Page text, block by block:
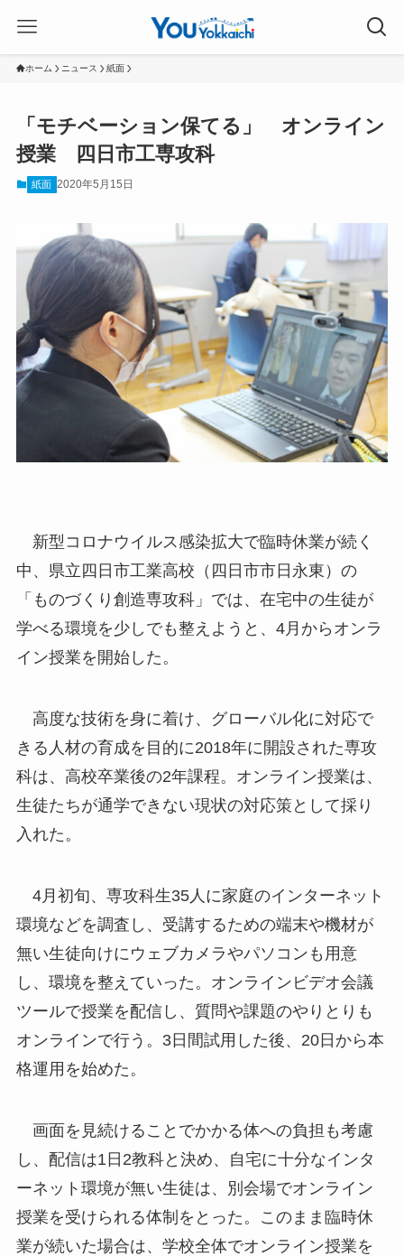
ホーム ニュース 紙面
「モチベーション保てる」 オンライン
授業 四日市工専攻科
紙面 2020年5月15日
新型コロナウイルス感染拡大で臨時休業が続く
中、県立四日市工業高校（四日市市日永東）の
「ものづくり創造専攻科」では、在宅中の生徒が
学べる環境を少しでも整えようと、4月からオンラ
イン授業を開始した。
高度な技術を身に着け、グローバル化に対応で
きる人材の育成を目的に2018年に開設された専攻
科は、高校卒業後の2年課程。オンライン授業は、
生徒たちが通学できない現状の対応策として採り
入れた。
4月初旬、専攻科生35人に家庭のインターネット
環境などを調査し、受講するための端末や機材が
無い生徒向けにウェブカメラやパソコンも用意
し、環境を整えていった。オンラインビデオ会議
ツールで授業を配信し、質問や課題のやりとりも
オンラインで行う。3日間試用した後、20日から本
格運用を始めた。
画面を見続けることでかかる体への負担も考慮
し、配信は1日2教科と決め、自宅に十分なインタ
ーネット環境が無い生徒は、別会場でオンライン
授業を受けられる体制をとった。このまま臨時休
業が続いた場合は、学校全体でオンライン授業を